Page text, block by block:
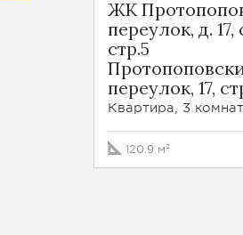
ЖК
переулок, д. 17,
стр.5
переулок, 17,
Квартира, 3
120.9 м²